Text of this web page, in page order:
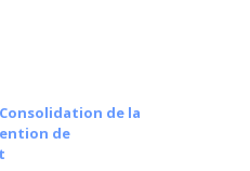
Consolidation de la
de